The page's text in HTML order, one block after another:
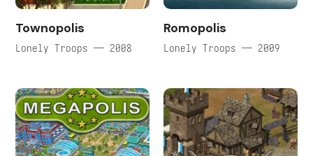
Townopolis
Lonely Troops — 2008
Romopolis
Lonely Troops — 2009